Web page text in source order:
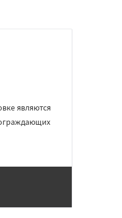
являются